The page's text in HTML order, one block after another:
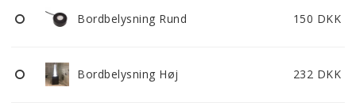
Bordbelysning Rund 150 DKK
Bordbelysning Høj 232 DKK